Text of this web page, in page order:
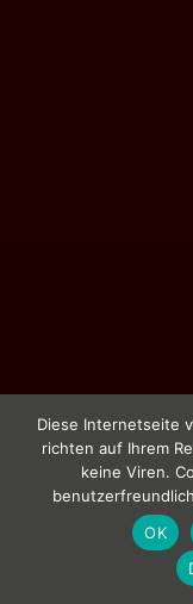
Diese Internetseite
richten auf Ihrem
keine Viren.
OK